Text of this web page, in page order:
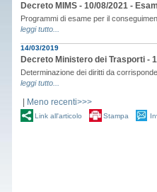
Decreto MIMS - 10/08/2021 -
Programmi di esame per il
leggi tutto...
14/03/2019
Decreto Ministero dei Trasporti -
Determinazione dei diritti da
leggi tutto...
Meno recenti>>>
Link all'articolo Stampa